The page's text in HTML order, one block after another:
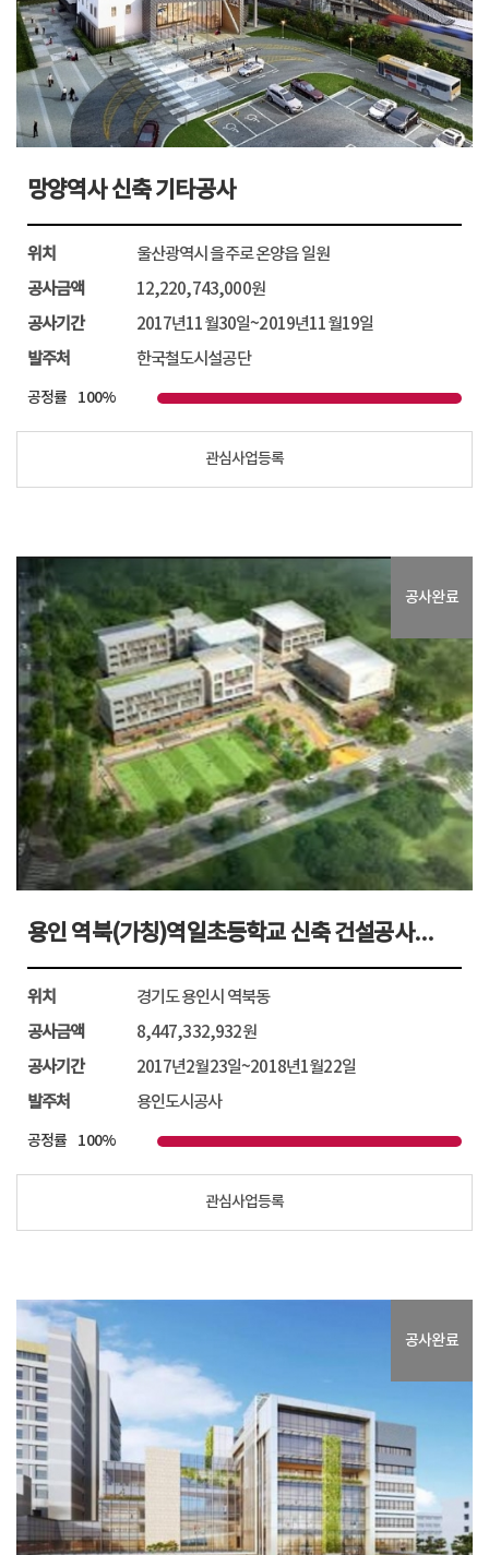
망양역사 신축 기타공사
위치
울산광역시 을주로 온양읍 일원
공사금액
12,220,743,000원
공사기간
2017년11월30일~2019년11월19일
발주처
한국철도시설공단
공정률 100%
관심사업등록
위치
울산광역시 을주로 온양읍 일원
공사금액
12,220,743,000원
공사기간
2017년11월30일~2019년11월19일
발주처
한국철도시설공단
관심사업등록
자세히보기
공사완료
용인 역북(가칭)역일초등학교 신축 건설공사...
위치
경기도 용인시 역북동
공사금액
8,447,332,932원
공사기간
2017년2월23일~2018년1월22일
발주처
용인도시공사
공정률 100%
관심사업등록
위치
경기도 용인시 역북동
공사금액
8,447,332,932원
공사기간
2017년2월23일~2018년1월22일
발주처
용인도시공사
공사완료